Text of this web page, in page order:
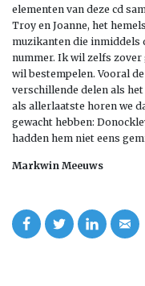
elementen van deze cd
Troy en Joanne, het
muzikanten die inmiddels
nummer. Ik wil zelfs zover
wil bestempelen. Vooral
verschillende delen als
als allerlaatste horen we
gewacht hebben:
hadden hem niet eens
Markwin Meeuws